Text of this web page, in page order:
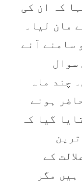
کہ ان کی
مان لیا۔
سامنے آنے
سوال
چند ماہ
ہونے
گیا کہ
کے
مگر